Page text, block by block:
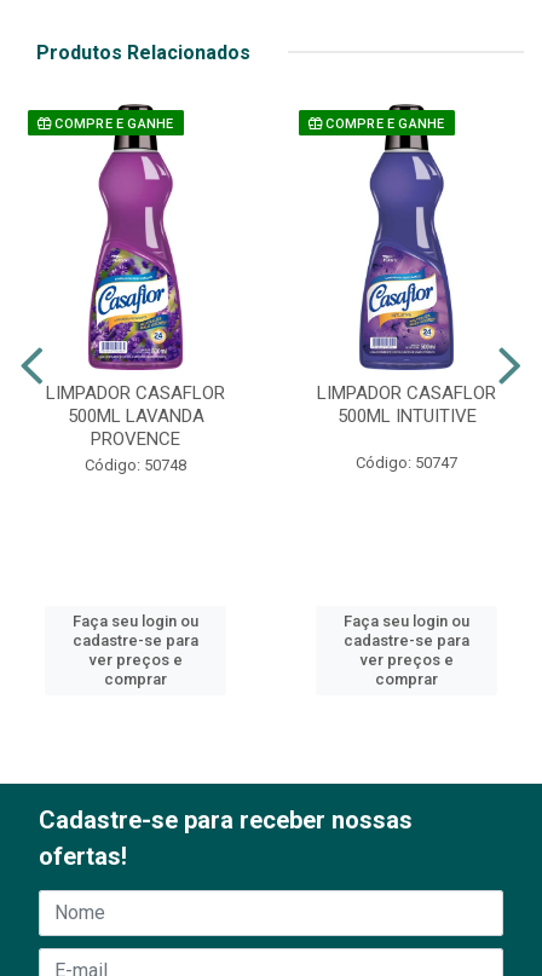
Produtos Relacionados
COMPRE E GANHE
LIMPADOR CASAFLOR
500ML LAVANDA
PROVENCE
Código: 50748
Faça seu login ou
cadastre-se para
ver preços e
comprar
COMPRE E GANHE
LIMPADOR CASAFLOR
500ML INTUITIVE
Código: 50747
Faça seu login ou
cadastre-se para
ver preços e
comprar
Cadastre-se para receber nossas
ofertas!